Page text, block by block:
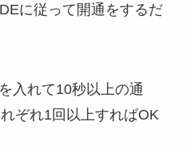
に従って開通をするだ
入れて10秒以上の通
ぞれ1回以上すればOK